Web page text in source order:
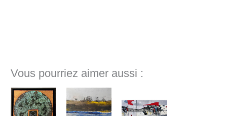
Vous pourriez aimer aussi :